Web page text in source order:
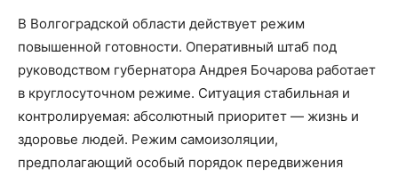
В Волгоградской области действует режим
повышенной готовности. Оперативный штаб под
руководством губернатора Андрея Бочарова работает
в круглосуточном режиме. Ситуация стабильная и
контролируемая: абсолютный приоритет — жизнь и
здоровье людей. Режим самоизоляции,
предполагающий особый порядок передвижения